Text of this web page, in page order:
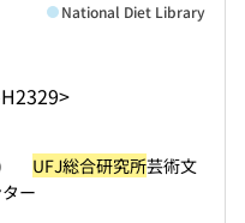
National Diet Library
UFJ総合研究所芸術文
ー